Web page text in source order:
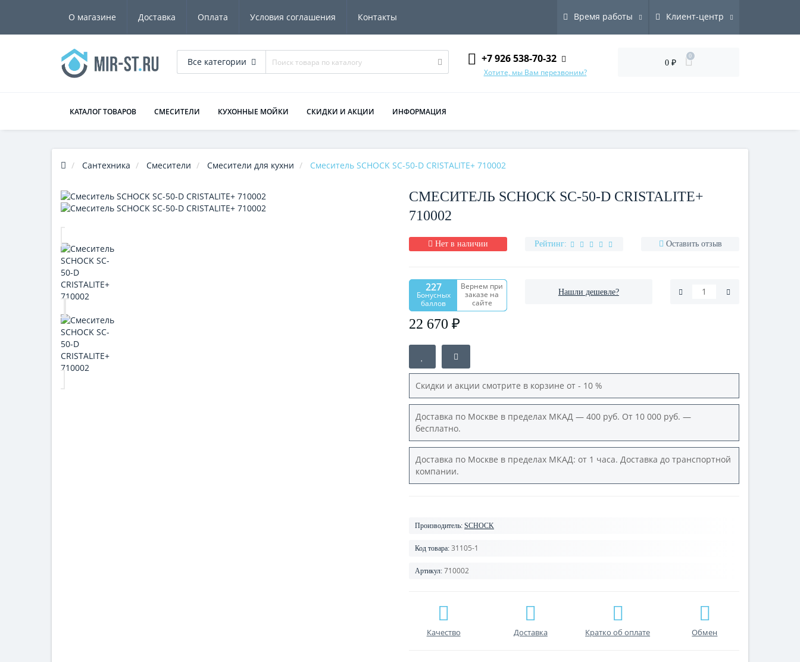
О магазине Доставка Оплата Условия соглашения Контакты Время работы Клиент-центр
Все категории +7 926 538-70-32
Хотите, мы Вам перезвоним?
0 ₽
0
КАТАЛОГ ТОВАРОВ СМЕСИТЕЛИ КУХОННЫЕ МОЙКИ СКИДКИ И АКЦИИ ИНФОРМАЦИЯ
Сантехника Смесители Смесители для кухни Смеситель SCHOCK SC-50-D CRISTALITE+ 710002
СМЕСИТЕЛЬ SCHOCK SC-50-D CRISTALITE+
710002
Нет в наличии Рейтинг: Оставить отзыв
227
Бонусных
баллов
Вернем при
заказе на
сайте
22 670 ₽
Нашли дешевле?
Скидки и акции смотрите в корзине от - 10 %
Доставка по Москве в пределах МКАД — 400 руб. От 10 000 руб. —
бесплатно.
Доставка по Москве в пределах МКАД: от 1 часа. Доставка до транспортной
компании.
Производитель: SCHOCK
Код товара: 31105-1
Артикул: 710002
Качество Доставка Кратко об оплате Обмен